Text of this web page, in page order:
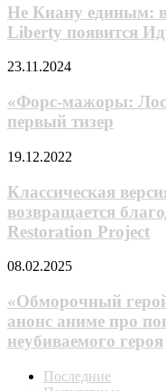
и
сэйю
очередного
франчайза
«Гандам»
в Cyberpunk
2077
Phantom
появится
Эльба
Не Киану единым:
Liberty появится
«Форс-
Лос-
Анджелес»
показали
первый
23.11.2024
«Форс-мажоры:
первый тизер
Классическая
Duke
Nukem
Forever
возвращается
первому
от
Restoration
Project
19.12.2022
Классическая
возвращается
Restoration Project
«Обморочный
и
принцессы-
убийцы»
—
аниме
08.02.2025
«Обморочный
анонс аниме про
неубиваемого героя
Последние